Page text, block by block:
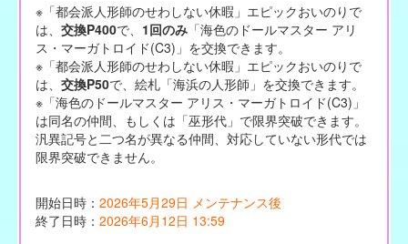
※「都会派人形師のせわしない休暇」エピックおいのりで
は、 交換P400で、 1回のみ「海色のドールマスター アリ
ス・マーガトロイド(C3)」を交換できます。
※「都会派人形師のせわしない休暇」エピックおいのりで
は、 交換P50で、絵札「海浜の人形師」を交換できます。
※「海色のドールマスター アリス・マーガトロイド(C3)」
は同名の仲間、もしくは「巫形代」で限界突破できます。
汎異記号と二つ名が異なる仲間、対応していない形代では
限界突破できません。
開始日時： 2026年5月29日 メンテナンス後
終了日時： 2026年6月12日 13:59